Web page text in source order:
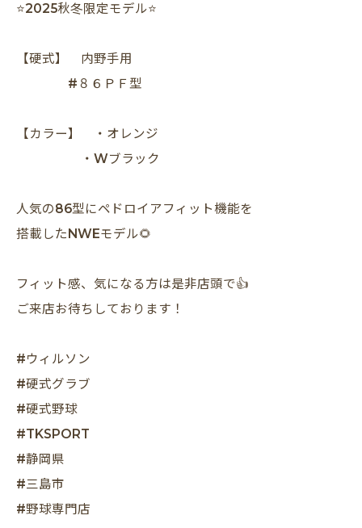
⭐️2025秋冬限定モデル⭐️
【硬式】 内野手用
#８６ＰＦ型
【カラー】 ・オレンジ
・Wブラック
人気の86型にペドロイアフィット機能を
搭載したNWEモデル🌻
フィット感、気になる方は是非店頭で👍
ご来店お待ちしております！
#ウィルソン
#硬式グラブ
#硬式野球
#TKSPORT
#静岡県
#三島市
#野球専門店